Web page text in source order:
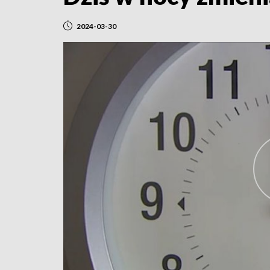
2024-03-30